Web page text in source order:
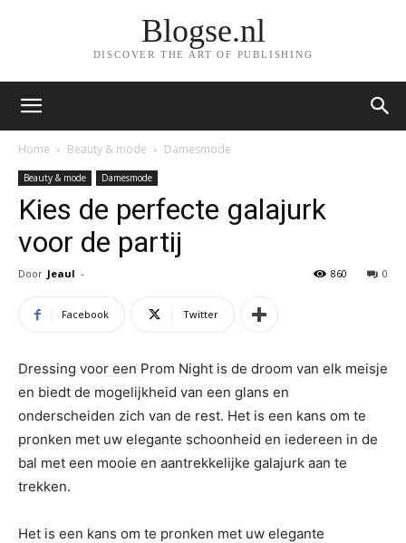
Blogse.nl
DISCOVER THE ART OF PUBLISHING
Home Beauty & mode Damesmode
Beauty & mode Damesmode
Kies de perfecte galajurk
voor de partij
Door Jeaul - 0
860
Facebook Twitter
Dressing voor een Prom Night is de droom van elk meisje
en biedt de mogelijkheid van een glans en
onderscheiden zich van de rest. Het is een kans om te
pronken met uw elegante schoonheid en iedereen in de
bal met een mooie en aantrekkelijke galajurk aan te
trekken.
Het is een kans om te pronken met uw elegante